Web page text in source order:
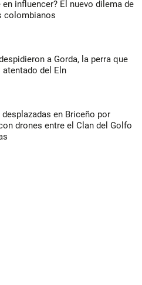
influencer? El nuevo dilema de
colombianos
a Gorda, la perra que
atentado del Eln
en Briceño por
drones entre el Clan del Golfo